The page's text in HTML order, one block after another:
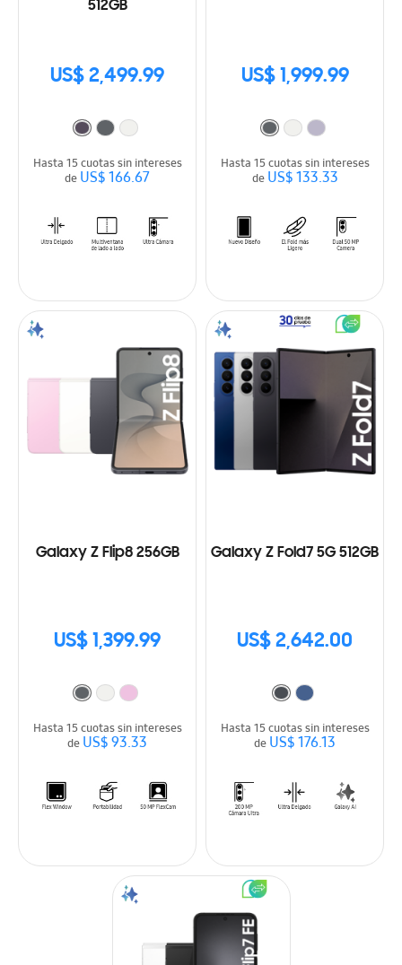
512GB
US$ 2,499.99
Hasta 15 cuotas sin intereses
deUS$ 166.67
US$ 1,999.99
Hasta 15 cuotas sin intereses
deUS$ 133.33
Galaxy Z Flip8 256GB
US$ 1,399.99
Hasta 15 cuotas sin intereses
deUS$ 93.33
Galaxy Z Fold7 5G 512GB
US$ 2,642.00
Hasta 15 cuotas sin intereses
deUS$ 176.13